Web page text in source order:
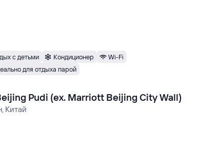
с детьми Кондиционер
Wi-Fi
для отдыха парой
Pudi (ex. Marriott Beijing City Wall)
Китай